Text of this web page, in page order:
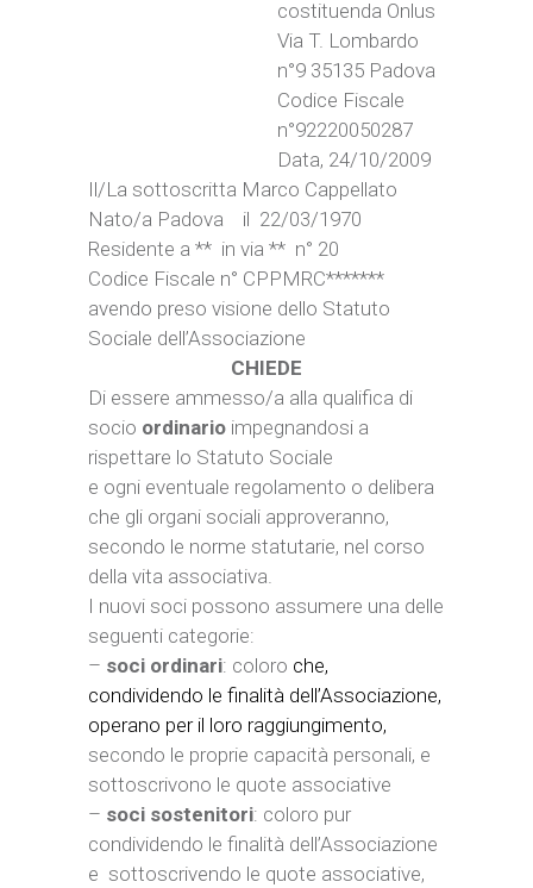
costituenda Onlus
Via T. Lombardo
n°9 35135 Padova
Codice Fiscale
n°92220050287
Data, 24/10/2009
Il/La sottoscritta Marco Cappellato
Nato/a Padova il 22/03/1970
Residente a ** in via ** n° 20
Codice Fiscale n° CPPMRC*******
avendo preso visione dello Statuto
Sociale dell’Associazione
CHIEDE
Di essere ammesso/a alla qualifica di
socio ordinario impegnandosi a
rispettare lo Statuto Sociale
e ogni eventuale regolamento o delibera
che gli organi sociali approveranno,
secondo le norme statutarie, nel corso
della vita associativa.
I nuovi soci possono assumere una delle
seguenti categorie:
– soci ordinari: coloro che,
condividendo le finalità dell’Associazione,
operano per il loro raggiungimento,
secondo le proprie capacità personali, e
sottoscrivono le quote associative
– soci sostenitori: coloro pur
condividendo le finalità dell’Associazione
e sottoscrivendo le quote associative,